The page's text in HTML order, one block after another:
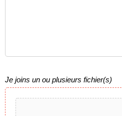
Je joins un ou plusieurs fichier(s)